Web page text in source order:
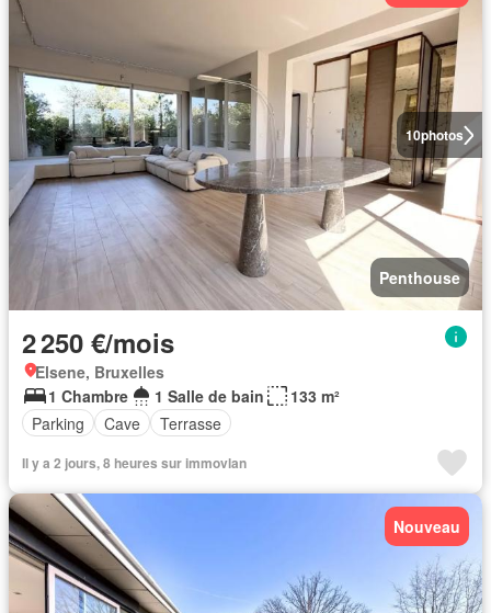
10photos
Penthouse
2 250 €/mois
Elsene, Bruxelles
1 Chambre
1 Salle de bain
133 m²
Parking
Cave Terrasse
Il y a 2 jours, 8 heures sur immovlan
Nouveau